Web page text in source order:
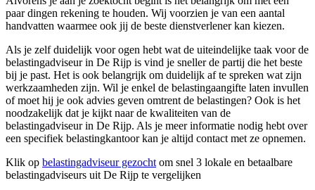
paar dingen rekening te houden. Wij voorzien je van een aantal
handvatten waarmee ook jij de beste dienstverlener kan kiezen.
Als je zelf duidelijk voor ogen hebt wat de uiteindelijke taak voor de
belastingadviseur in De Rijp is vind je sneller de partij die het beste
bij je past. Het is ook belangrijk om duidelijk af te spreken wat zijn
werkzaamheden zijn. Wil je enkel de belastingaangifte laten invullen
of moet hij je ook advies geven omtrent de belastingen? Ook is het
noodzakelijk dat je kijkt naar de kwaliteiten van de
belastingadviseur in De Rijp. Als je meer informatie nodig hebt over
een specifiek belastingkantoor kan je altijd contact met ze opnemen.
Klik op belastingadviseur gezocht om snel 3 lokale en betaalbare
belastingadviseurs uit De Rijp te vergelijken